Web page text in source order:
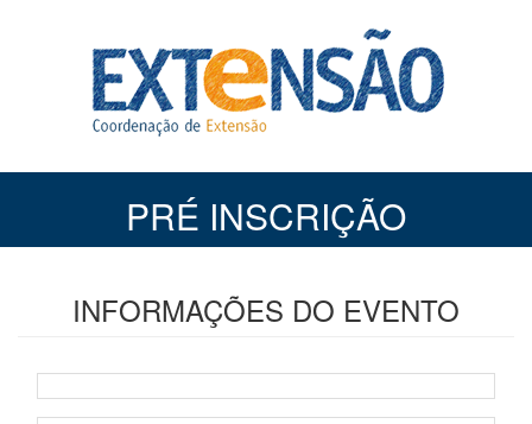
PRÉ INSCRIÇÃO
INFORMAÇÕES DO EVENTO